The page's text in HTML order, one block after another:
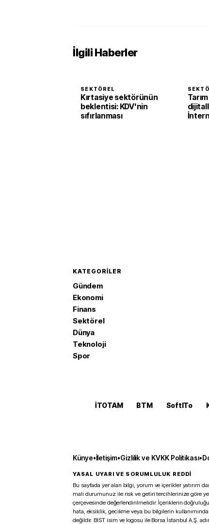
İlgili Haberler
SEKTÖREL
Kırtasiye sektörünün
beklentisi: KDV'nin
sıfırlanması
KATEGORILER
Gündem
Ekonomi
Finans
Sektörel
Dünya
Teknoloji
Spor
İTOTAM BTM SoftITo
Künye•İletişim•Gizlilik ve KVKK Politikası•
YASAL UYARI VE SORUMLULUK REDDİ
Bu sayfada yer alan bilgi, yorum ve içerikler yatırım
mali durumunuz ile risk ve getiri tercihlerinize göre
çerçevesinde değerlendirilmelidir. İçeriklerin
hata, eksiklik, gecikme veya bu bilgilerin
değildir. BIST isim ve logosu ile Borsa İstanbul A.Ş.